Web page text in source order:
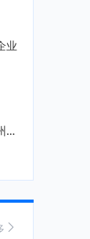
业
工